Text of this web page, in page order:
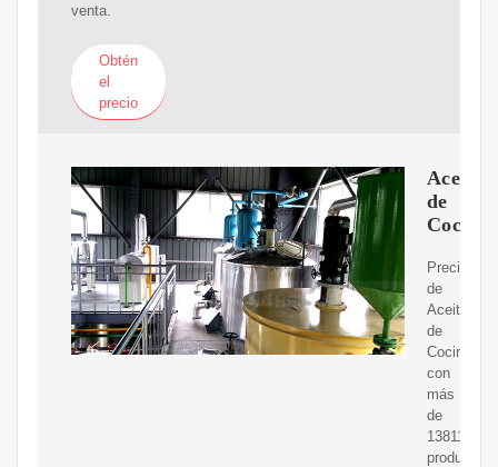
venta.
Obtén
el
precio
Aceite
de
Cocina
Precio
de
Aceite
de
Cocina,
con
más
de
138119
productos